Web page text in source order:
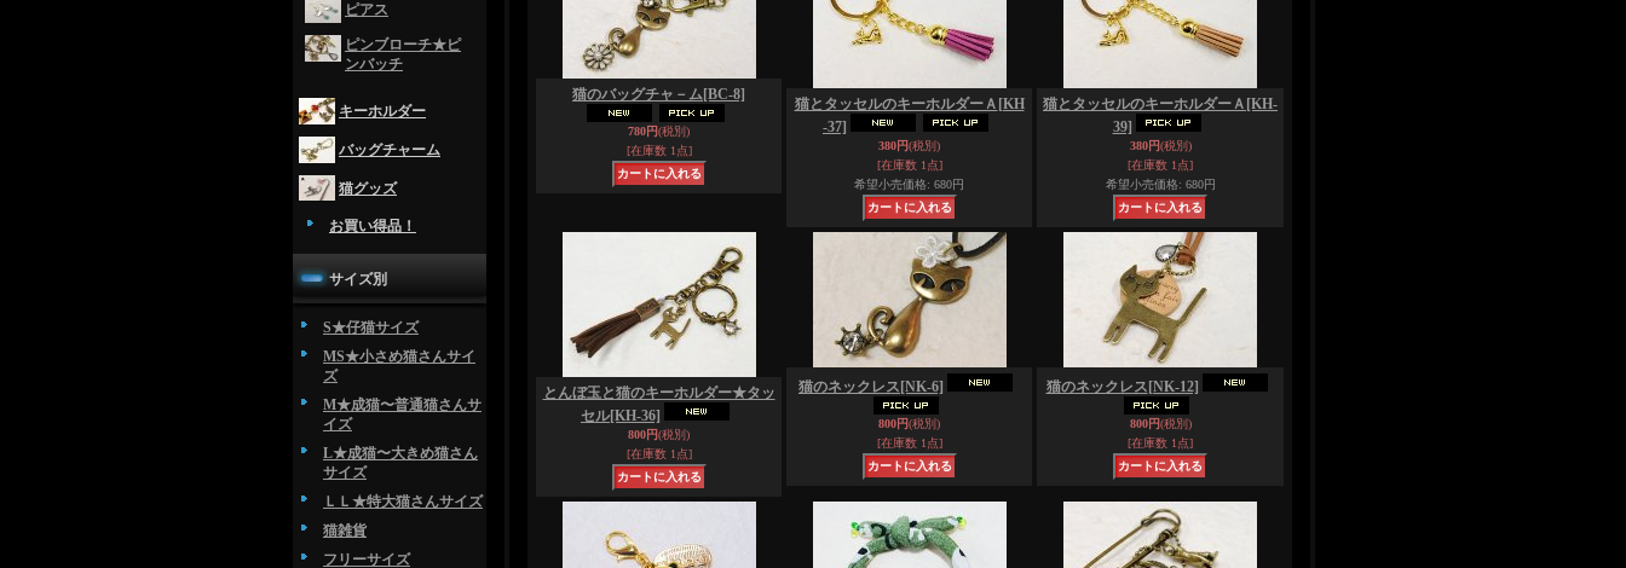
ピアス
ピンブローチ★ピ
ンバッチ
キーホルダー
バッグチャーム
猫グッズ
お買い得品！
サイズ別
S★仔猫サイズ
MS★小さめ猫さんサイ
ズ
M★成猫〜普通猫さんサ
イズ
L★成猫〜大きめ猫さん
サイズ
ＬＬ★特大猫さんサイズ
猫雑貨
フリーサイズ
猫のバッグチャ－ム[BC-8]
780円(税別)
[在庫数 1点]
猫とタッセルのキーホルダーＡ [KH
-37]
380円(税別)
[在庫数 1点]
希望小売価格: 680円
猫とタッセルのキーホルダーＡ [KH-
39]
380円(税別)
[在庫数 1点]
希望小売価格: 680円
とんぼ玉と猫のキーホルダー★タッ
セル[KH-36]
800円(税別)
[在庫数 1点]
猫のネックレス [NK-6]
800円(税別)
[在庫数 1点]
猫のネックレス [NK-12]
800円(税別)
[在庫数 1点]